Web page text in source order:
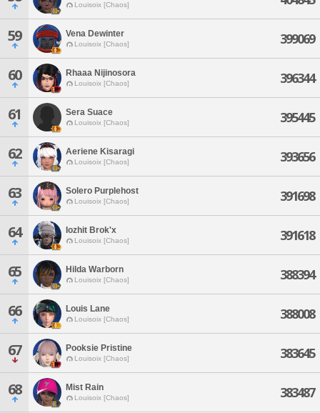
Louisoix [Chaos]
59 Vena Dewinter
Louisoix [Chaos] 399069
60 Rhaaa Nijinosora
Louisoix [Chaos] 396344
61 Sera Suace
Louisoix [Chaos] 395445
62 Aeriene Kisaragi
Louisoix [Chaos] 393656
63 Solero Purplehost
Louisoix [Chaos] 391698
64 Iozhit Brok'x
Louisoix [Chaos] 391618
65 Hilda Warborn
Louisoix [Chaos] 388394
66 Louis Lane
Louisoix [Chaos] 388008
67 Pooksie Pristine
Louisoix [Chaos] 383645
68 Mist Rain
Louisoix [Chaos] 383487